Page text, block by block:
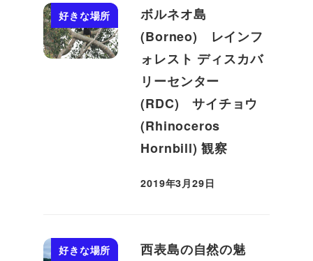
好きな場所
ボルネオ島
(Borneo) レインフ
ォレスト ディスカバ
リーセンター
(RDC) サイチョウ
(Rhinoceros
Hornbill) 観察
投稿日
2019年3月29日
好きな場所
西表島の自然の魅